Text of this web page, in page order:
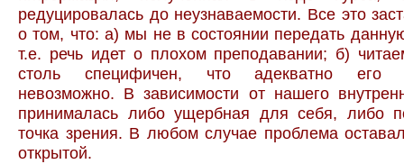
редуцировалась до неузнаваемости. Все это
о том, что: а) мы не в состоянии передать
т.е. речь идет о плохом преподавании; б)
столь специфичен, что адекватно его
невозможно. В зависимости от нашего
принималась либо ущербная для себя, либо
точка зрения. В любом случае проблема
открытой.